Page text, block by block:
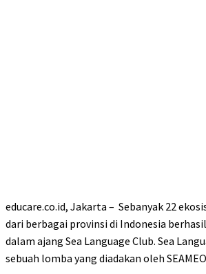
educare.co.id, Jakarta – Sebanyak 22
dari berbagai provinsi di Indonesia
dalam ajang Sea Language Club. Sea
sebuah lomba yang diadakan oleh